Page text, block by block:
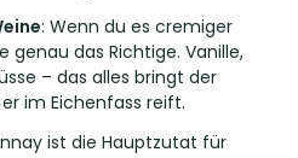
: Wenn du es cremiger
genau das Richtige. Vanille,
– das alles bringt der
im Eichenfass reift.
ist die Hauptzutat für